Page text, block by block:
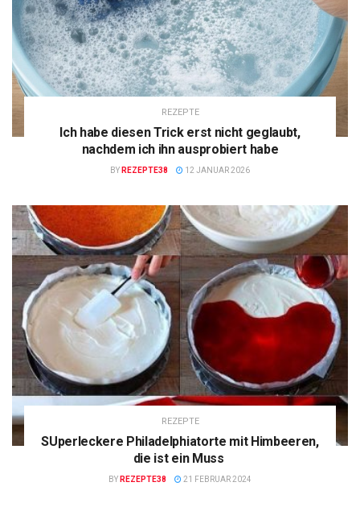
REZEPTE
Ich habe diesen Trick erst nicht geglaubt,
nachdem ich ihn ausprobiert habe
BY REZEPTE38 12 JANUAR 2026
REZEPTE
SUperleckere Philadelphiatorte mit Himbeeren,
die ist ein Muss
BY REZEPTE38 21 FEBRUAR 2024